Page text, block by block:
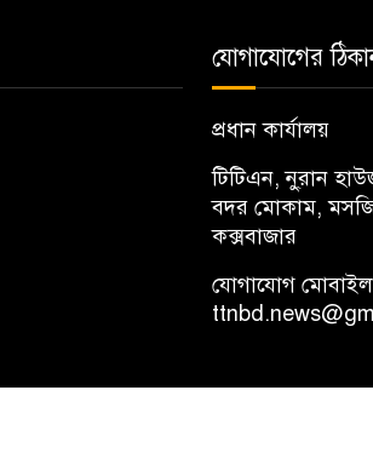
যোগাযোগের
প্রধান কার্যালয়
টিটিএন, নু্রান
বদর মোকাম,
কক্সবাজার
যোগাযোগ